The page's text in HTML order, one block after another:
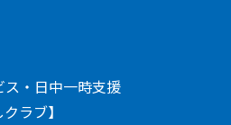
・日中一時支援
ラブ】